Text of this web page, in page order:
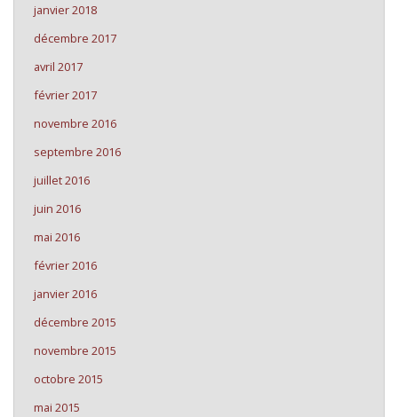
janvier 2018
décembre 2017
avril 2017
février 2017
novembre 2016
septembre 2016
juillet 2016
juin 2016
mai 2016
février 2016
janvier 2016
décembre 2015
novembre 2015
octobre 2015
mai 2015